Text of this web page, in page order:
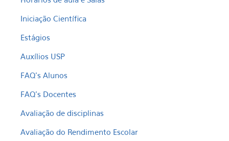
Iniciação Científica
Estágios
Auxílios USP
FAQ's Alunos
FAQ's Docentes
Avaliação de disciplinas
Avaliação do Rendimento Escolar